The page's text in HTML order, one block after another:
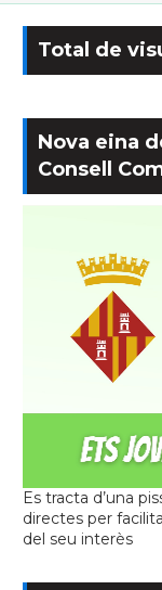
Total de
Nova eina
Consell
Es tracta d’una
directes per
del seu interès